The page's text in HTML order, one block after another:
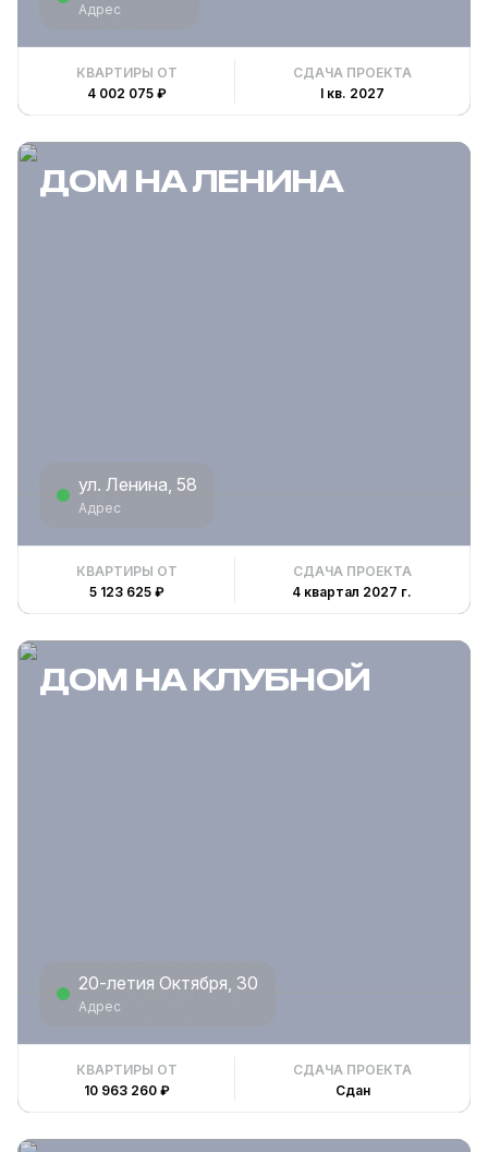
Адрес
КВАРТИРЫ ОТ
4 002 075 ₽
СДАЧА ПРОЕКТА
I кв. 2027
ДОМ НА ЛЕНИНА
ул. Ленина, 58
Адрес
КВАРТИРЫ ОТ
5 123 625 ₽
СДАЧА ПРОЕКТА
4 квартал 2027 г.
ДОМ НА КЛУБНОЙ
20-летия Октября, 30
Адрес
КВАРТИРЫ ОТ
10 963 260 ₽
СДАЧА ПРОЕКТА
Сдан